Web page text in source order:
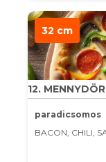
32 cm
12.
paradicsomos
BACON, CHILI,